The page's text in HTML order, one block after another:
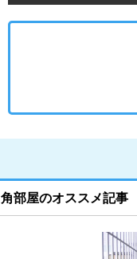
角部屋のオススメ記事